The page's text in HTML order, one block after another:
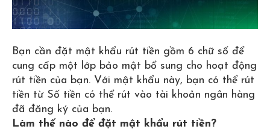
Bạn cần đặt mật khẩu rút tiền gồm 6 chữ số để
cung cấp một lớp bảo mật bổ sung cho hoạt động
rút tiền của bạn. Với mật khẩu này, bạn có thể rút
tiền từ Số tiền có thể rút vào tài khoản ngân hàng
đã đăng ký của bạn.
Làm thế nào để đặt mật khẩu rút tiền?